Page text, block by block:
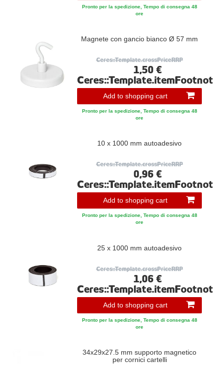
Pronto per la spedizione, Tempo di consegna 48
ore
Magnete con gancio bianco Ø 57 mm
Ceres::Template.crossPriceRRP
1,50 €
Ceres::Template.itemFootnote
Add to shopping cart
Pronto per la spedizione, Tempo di consegna 48
ore
10 x 1000 mm autoadesivo
Ceres::Template.crossPriceRRP
0,96 €
Ceres::Template.itemFootnote
Add to shopping cart
Pronto per la spedizione, Tempo di consegna 48
ore
25 x 1000 mm autoadesivo
Ceres::Template.crossPriceRRP
1,06 €
Ceres::Template.itemFootnote
Add to shopping cart
Pronto per la spedizione, Tempo di consegna 48
ore
34x29x27.5 mm supporto magnetico
per cornici cartelli